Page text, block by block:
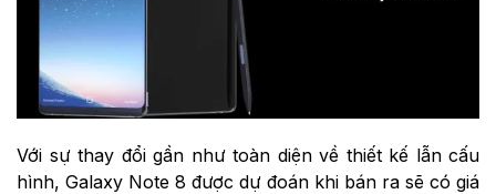
Với sự thay đổi gần như toàn diện về thiết kế lẫn cấu
hình, Galaxy Note 8 được dự đoán khi bán ra sẽ có giá